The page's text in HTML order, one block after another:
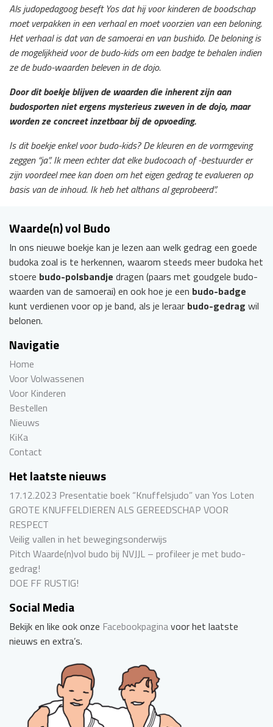
Als judopedagoog beseft Yos dat hij voor kinderen de boodschap
moet verpakken in een verhaal en moet voorzien van een beloning.
Het verhaal is dat van de samoerai en van bushido. De beloning is
de mogelijkheid voor de budo-kids om een badge te behalen indien
ze de budo-waarden beleven in de dojo.
Door dit boekje blijven de waarden die inherent zijn aan
budosporten niet ergens mysterieus zweven in de dojo, maar
worden ze concreet inzetbaar bij de opvoeding.
Is dit boekje enkel voor budo-kids? De kleuren en de vormgeving
zeggen “ja”. Ik meen echter dat elke budocoach of -bestuurder er
zijn voordeel mee kan doen om het eigen gedrag te evalueren op
basis van de inhoud. Ik heb het althans al geprobeerd”.
Waarde(n) vol Budo
In ons nieuwe boekje kan je lezen aan welk gedrag een goede
budoka zoal is te herkennen, waarom steeds meer budoka het
stoere budo-polsbandje dragen (paars met goudgele budo-
waarden van de samoerai) en ook hoe je een budo-badge
kunt verdienen voor op je band, als je leraar budo-gedrag wil
belonen.
Navigatie
Home
Voor Volwassenen
Voor Kinderen
Bestellen
Nieuws
KiKa
Contact
Het laatste nieuws
17.12.2023 Presentatie boek “Knuffelsjudo” van Yos Loten
GROTE KNUFFELDIEREN ALS GEREEDSCHAP VOOR
RESPECT
Veilig vallen in het bewegingsonderwijs
Pitch Waarde(n)vol budo bij NVJJL – profileer je met budo-
gedrag!
DOE FF RUSTIG!
Social Media
Bekijk en like ook onze Facebookpaginavoor het laatste
nieuws en extra’s.